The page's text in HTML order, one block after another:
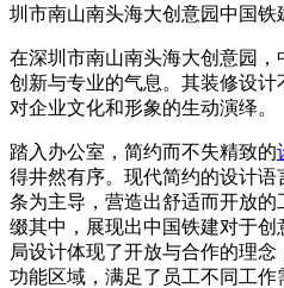
圳市南山南头海大创意园中国铁
在深圳市南山南头海大创意园，
创新与专业的气息。其装修设
对企业文化和形象的生动演绎。
踏入办公室，简约而不失精致的
得井然有序。现代简约的设计
条为主导，营造出舒适而开放
缀其中，展现出中国铁建对于
局设计体现了开放与合作的理
功能区域，满足了员工不同工